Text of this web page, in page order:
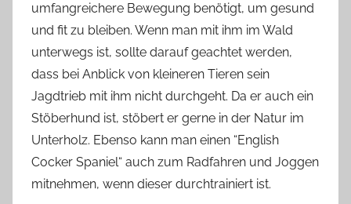
umfangreichere Bewegung benötigt, um gesund
und fit zu bleiben. Wenn man mit ihm im Wald
unterwegs ist, sollte darauf geachtet werden,
dass bei Anblick von kleineren Tieren sein
Jagdtrieb mit ihm nicht durchgeht. Da er auch ein
Stöberhund ist, stöbert er gerne in der Natur im
Unterholz. Ebenso kann man einen “English
Cocker Spaniel“ auch zum Radfahren und Joggen
mitnehmen, wenn dieser durchtrainiert ist.